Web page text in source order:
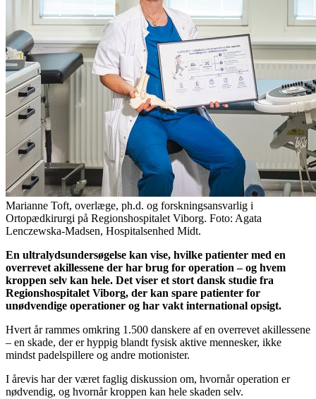
Marianne Toft, overlæge, ph.d. og forskningsansvarlig i
Ortopædkirurgi på Regionshospitalet Viborg. Foto: Agata
Lenczewska-Madsen, Hospitalsenhed Midt.
En ultralydsundersøgelse kan vise, hvilke patienter med en
overrevet akillessene der har brug for operation – og hvem
kroppen selv kan hele. Det viser et stort dansk studie fra
Regionshospitalet Viborg, der kan spare patienter for
unødvendige operationer og har vakt international opsigt.
Hvert år rammes omkring 1.500 danskere af en overrevet akillessene
– en skade, der er hyppig blandt fysisk aktive mennesker, ikke
mindst padelspillere og andre motionister.
I årevis har der været faglig diskussion om, hvornår operation er
nødvendig, og hvornår kroppen kan hele skaden selv.